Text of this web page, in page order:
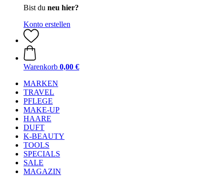
Bist du neu hier?
Konto erstellen
Warenkorb 0,00 €
MARKEN
TRAVEL
PFLEGE
MAKE-UP
HAARE
DUFT
K-BEAUTY
TOOLS
SPECIALS
SALE
MAGAZIN